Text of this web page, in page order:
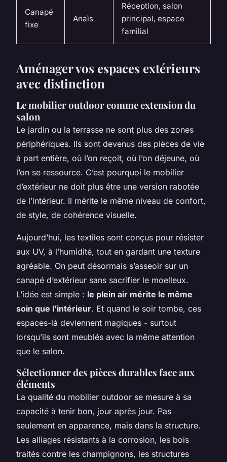
Canapé
fixe
Anaïs
Réception, salon
principal, espace
familial
Aménager vos espaces extérieurs
avec distinction
Le mobilier outdoor comme extension du
salon
Le jardin ou la terrasse ne sont plus des zones
périphériques. Ils sont devenus des pièces de vie
à part entière, où l’on reçoit, où l’on déjeune, où
l’on se ressource. C’est pourquoi le mobilier
d’extérieur ne doit plus être une version rabotée
de l’intérieur. Il mérite le même niveau de confort,
de style, de cohérence visuelle.
Aujourd’hui, les textiles sont conçus pour résister
aux UV, à l’humidité, tout en gardant une texture
agréable. On peut désormais s’asseoir sur un
canapé d’extérieur sans sacrifier le moelleux.
L’idée est simple : le plein air mérite le même
soin que l’intérieur. Et quand le soir tombe, ces
espaces-là deviennent magiques - surtout
lorsqu’ils sont meublés avec la même attention
que le salon.
Sélectionner des pièces durables face aux
éléments
La qualité du mobilier outdoor se mesure à sa
capacité à tenir bon, jour après jour. Pas
seulement en apparence, mais dans la structure.
Les alliages résistants à la corrosion, les bois
traités contre les champignons, les structures